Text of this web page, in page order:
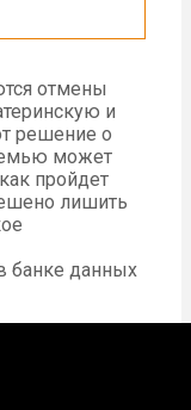
отмены
и
решение о
может
пройдет
лишить
банке данных